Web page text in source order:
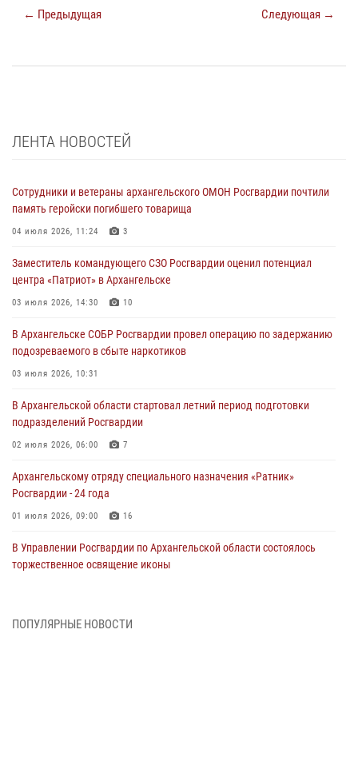
← Предыдущая Следующая →
ЛЕНТА НОВОСТЕЙ
Сотрудники и ветераны архангельского ОМОН Росгвардии почтили
память геройски погибшего товарища
04 июля 2026, 11:24 3
Заместитель командующего СЗО Росгвардии оценил потенциал
центра «Патриот» в Архангельске
03 июля 2026, 14:30 10
В Архангельске СОБР Росгвардии провел операцию по задержанию
подозреваемого в сбыте наркотиков
03 июля 2026, 10:31
В Архангельской области стартовал летний период подготовки
подразделений Росгвардии
02 июля 2026, 06:00 7
Архангельскому отряду специального назначения «Ратник»
Росгвардии - 24 года
01 июля 2026, 09:00 16
В Управлении Росгвардии по Архангельской области состоялось
торжественное освящение иконы
Военнослужащие по призыву из Архангельской области приняли
ПОПУЛЯРНЫЕ НОВОСТИ